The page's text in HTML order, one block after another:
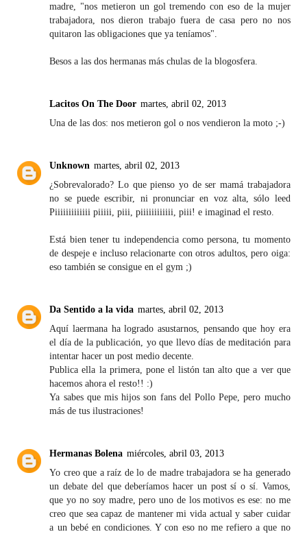
madre, "nos metieron un gol tremendo con eso de la mujer
trabajadora, nos dieron trabajo fuera de casa pero no nos
quitaron las obligaciones que ya teníamos".
Besos a las dos hermanas más chulas de la blogosfera.
Lacitos On The Door martes, abril 02, 2013
Una de las dos: nos metieron gol o nos vendieron la moto ;-)
Unknown martes, abril 02, 2013
¿Sobrevalorado? Lo que pienso yo de ser mamá trabajadora
no se puede escribir, ni pronunciar en voz alta, sólo leed
Piiiiiiiiiiiii piiiii, piii, piiiiiiiiiiii, piii! e imaginad el resto.
Está bien tener tu independencia como persona, tu momento
de despeje e incluso relacionarte con otros adultos, pero oiga:
eso también se consigue en el gym ;)
Da Sentido a la vida martes, abril 02, 2013
Aquí laermana ha logrado asustarnos, pensando que hoy era
el día de la publicación, yo que llevo días de meditación para
intentar hacer un post medio decente.
Publica ella la primera, pone el listón tan alto que a ver que
hacemos ahora el resto!! :)
Ya sabes que mis hijos son fans del Pollo Pepe, pero mucho
más de tus ilustraciones!
Hermanas Bolena miércoles, abril 03, 2013
Yo creo que a raíz de lo de madre trabajadora se ha generado
un debate del que deberíamos hacer un post sí o sí. Vamos,
que yo no soy madre, pero uno de los motivos es ese: no me
creo que sea capaz de mantener mi vida actual y saber cuidar
a un bebé en condiciones. Y con eso no me refiero a que no